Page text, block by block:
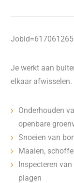
Je werkt aan
elkaar afwisselen.
Onderhouden
openbare
Snoeien van
Maaien,
Inspecteren
plagen